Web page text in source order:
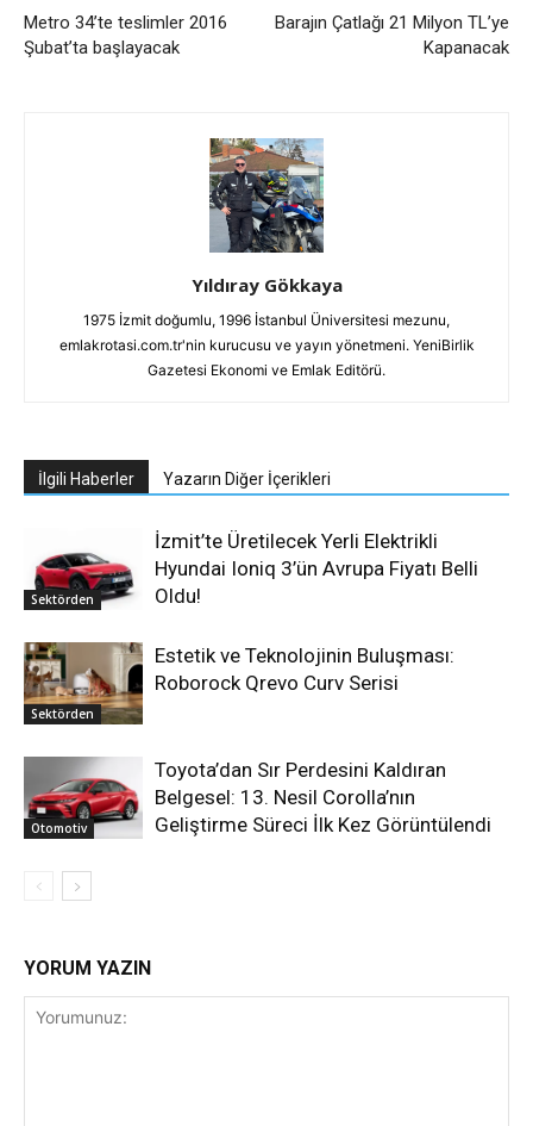
Metro 34’te teslimler 2016
Şubat’ta başlayacak
Barajın Çatlağı 21 Milyon TL’ye
Kapanacak
Yıldıray Gökkaya
1975 İzmit doğumlu, 1996 İstanbul Üniversitesi mezunu,
emlakrotasi.com.tr'nin kurucusu ve yayın yönetmeni. YeniBirlik
Gazetesi Ekonomi ve Emlak Editörü.
İlgili Haberler Yazarın Diğer İçerikleri
Sektörden
İzmit’te Üretilecek Yerli Elektrikli
Hyundai Ioniq 3’ün Avrupa Fiyatı Belli
Oldu!
Sektörden
Estetik ve Teknolojinin Buluşması:
Roborock Qrevo Curv Serisi
Otomotiv
Toyota’dan Sır Perdesini Kaldıran
Belgesel: 13. Nesil Corolla’nın
Geliştirme Süreci İlk Kez Görüntülendi
YORUM YAZIN